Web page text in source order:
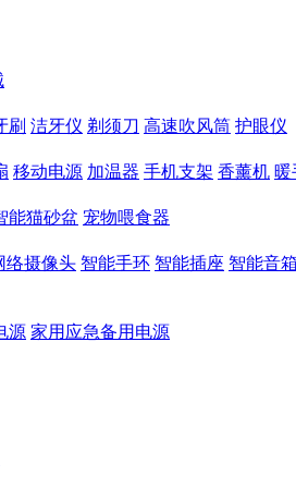
刷 洁牙仪 剃须刀 高速吹风筒 护眼仪
移动电源 加温器 手机支架 香薰机 暖
能猫砂盆 宠物喂食器
络摄像头 智能手环 智能插座 智能音
源 家用应急备用电源